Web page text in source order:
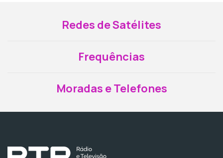
Redes de Satélites
Frequências
Moradas e Telefones